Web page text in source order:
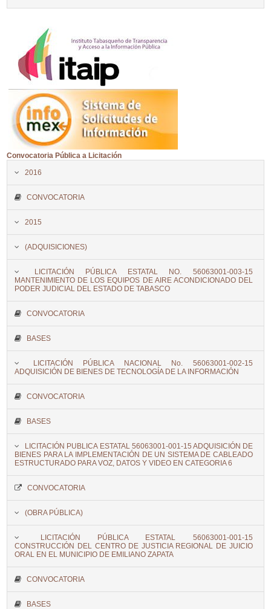
Convocatoria Pública a Licitación
2016
CONVOCATORIA
2015
(ADQUISICIONES)
LICITACIÓN PÚBLICA ESTATAL NO. 56063001-003-15
MANTENIMIENTO DE LOS EQUIPOS DE AIRE ACONDICIONADO DEL
PODER JUDICIAL DEL ESTADO DE TABASCO
CONVOCATORIA
BASES
LICITACIÓN PÚBLICA NACIONAL No. 56063001-002-15
ADQUISICIÓN DE BIENES DE TECNOLOGÍA DE LA INFORMACIÓN
CONVOCATORIA
BASES
LICITACIÓN PUBLICA ESTATAL 56063001-001-15 ADQUISICIÓN DE
BIENES PARA LA IMPLEMENTACIÓN DE UN SISTEMA DE CABLEADO
ESTRUCTURADO PARA VOZ, DATOS Y VIDEO EN CATEGORIA 6
CONVOCATORIA
(OBRA PÚBLICA)
LICITACIÓN PÚBLICA ESTATAL 56063001-001-15
CONSTRUCCIÓN DEL CENTRO DE JUSTICIA REGIONAL DE JUICIO
ORAL EN EL MUNICIPIO DE EMILIANO ZAPATA
CONVOCATORIA
BASES